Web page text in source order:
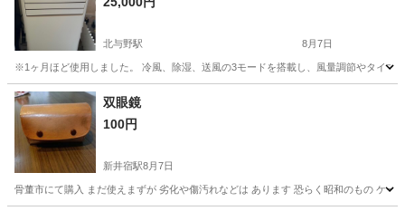
北与野駅 8月7日
※1ヶ月ほど使用しました。 冷風、除湿、送風の3モードを搭載し、風量調節やタイマ
埼玉 さいたま市 北与野駅
双眼鏡
100円
新井宿駅8月7日
骨董市にて購入 まだ使えまずが 劣化や傷汚れなどは あります 恐らく昭和のもの ケ